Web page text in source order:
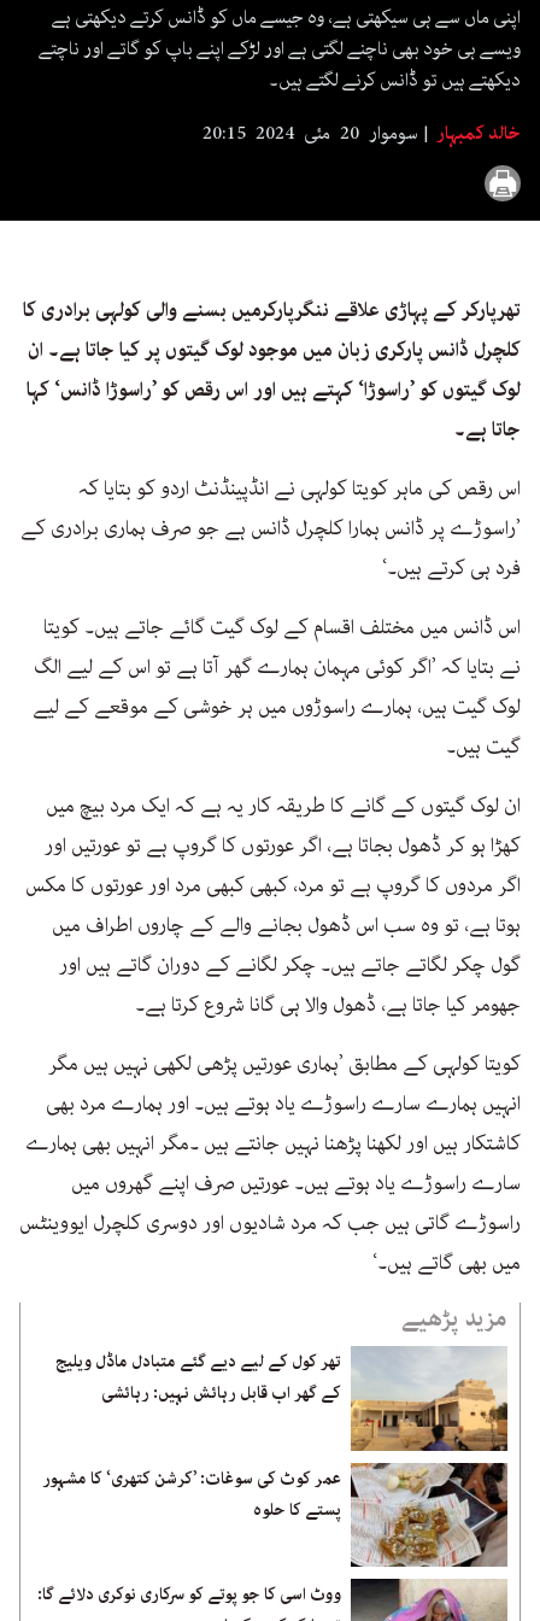
اپنی ماں سے ہی سیکھتی ہے، وہ جیسے ماں کو ڈانس کرتے دیکھتی ہے
ویسے ہی خود بھی ناچنے لگتی ہے اور لڑکے اپنے باپ کو گاتے اور ناچتے
دیکھتے ہیں تو ڈانس کرنے لگتے ہیں۔
خالد کمبہار
سوموار 20 مئی 2024 20:15
تھرپارکر کے پہاڑی علاقے ننگرپارکرمیں بسنے والی کولہی برادری کا
کلچرل ڈانس پارکری زبان میں موجود لوک گیتوں پر کیا جاتا ہے۔ ان
لوک گیتوں کو ’راسوڑا‘ کہتے ہیں اور اس رقص کو ’راسوڑا ڈانس‘ کہا
جاتا ہے۔
اس رقص کی ماہر کویتا کولہی نے انڈپینڈنٹ اردو کو بتایا کہ
’راسوڑے پر ڈانس ہمارا کلچرل ڈانس ہے جو صرف ہماری برادری کے
فرد ہی کرتے ہیں۔‘
اس ڈانس میں مختلف اقسام کے لوک گیت گائے جاتے ہیں۔ کویتا
نے بتایا کہ ’اگر کوئی مہمان ہمارے گھر آتا ہے تو اس کے لیے الگ
لوک گیت ہیں، ہمارے راسوڑوں میں ہر خوشی کے موقعے کے لیے
گیت ہیں۔
ان لوک گیتوں کے گانے کا طریقہ کار یہ ہے کہ ایک مرد بیچ میں
کھڑا ہو کر ڈھول بجاتا ہے، اگر عورتوں کا گروپ ہے تو عورتیں اور
اگر مردوں کا گروپ ہے تو مرد، کبھی کبھی مرد اور عورتوں کا مکس
ہوتا ہے، تو وہ سب اس ڈھول بجانے والے کے چاروں اطراف میں
گول چکر لگاتے جاتے ہیں۔ چکر لگانے کے دوران گاتے ہیں اور
جھومر کیا جاتا ہے، ڈھول والا ہی گانا شروع کرتا ہے۔
کویتا کولہی کے مطابق ’ہماری عورتیں پڑھی لکھی نہیں ہیں مگر
انہیں ہمارے سارے راسوڑے یاد ہوتے ہیں۔ اور ہمارے مرد بھی
کاشتکار ہیں اور لکھنا پڑھنا نہیں جانتے ہیں ۔مگر انہیں بھی ہمارے
سارے راسوڑے یاد ہوتے ہیں۔ عورتیں صرف اپنے گھروں میں
راسوڑے گاتی ہیں جب کہ مرد شادیوں اور دوسری کلچرل ایووینٹس
میں بھی گاتے ہیں۔‘
مزید پڑھیے
تھر کول کے لیے دیے گئے متبادل ماڈل ویلیج
کے گھر اب قابل رہائش نہیں: رہائشی
عمر کوٹ کی سوغات: ’کرشن کتھری‘ کا مشہور
پستے کا حلوہ
ووٹ اسی کا جو پوتے کو سرکاری نوکری دلائے گا: